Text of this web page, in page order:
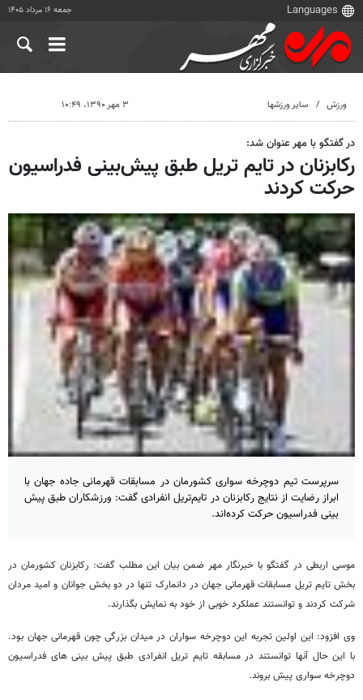
جمعه ۱۶ مرداد ۱۴۰۵
ورزش سایر ورزشها ۳ مهر ۱۳۹۰، ۱۰:۴۹
در گفتگو با مهر عنوان شد:
رکابزنان در تایم تریل طبق پیش‌بینی فدراسیون
حرکت کردند
سرپرست تیم دوچرخه سواری کشورمان در مسابقات قهرمانی جاده جهان با
ابراز رضایت از نتایج رکابزنان در تایم‌تریل انفرادی گفت: ورزشکاران طبق پیش
بینی فدراسیون حرکت کرده‌اند.
موسی اربطی در گفتگو با خبرنگار مهر ضمن بیان این مطلب گفت: رکابزنان کشورمان در
بخش تایم تریل مسابقات قهرمانی جهان در دانمارک تنها در دو بخش جوانان و امید مردان
شرکت کردند و توانستند عملکرد خوبی از خود به نمایش بگذارند.
وی افزود: این اولین تجربه این دوچرخه سواران در میدان بزرگی چون قهرمانی جهان بود.
با این حال آنها توانستند در مسابقه تایم تریل انفرادی طبق پیش بینی های فدراسیون
دوچرخه سواری پیش بروند.